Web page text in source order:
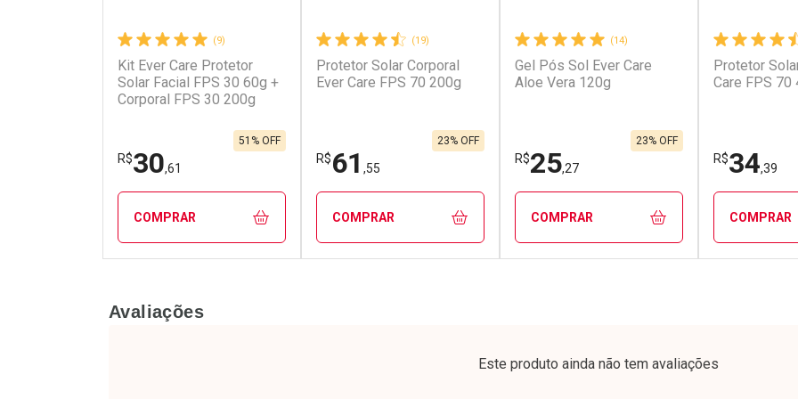
Ativar Desconto Ativar Desconto Ativar Desconto Ativar
Por R$
Por R$
(9)
Kit Ever Care Protetor
Solar Facial FPS 30 60g +
Corporal FPS 30 200g
R$30,61
51% OFF
COMPRAR
Laboratório
Por Menos
(19)
Protetor Solar Corporal
Ever Care FPS 70 200g
R$61 ,55
23% OFF
COMPRAR
(14)
Gel Pós Sol Ever Care
Aloe Vera 120g
R$25,27
23% OFF
COMPRAR
Protetor
Care FPS 70
R$34,39
COMPRAR
Avaliações
Este produto ainda não tem avaliações